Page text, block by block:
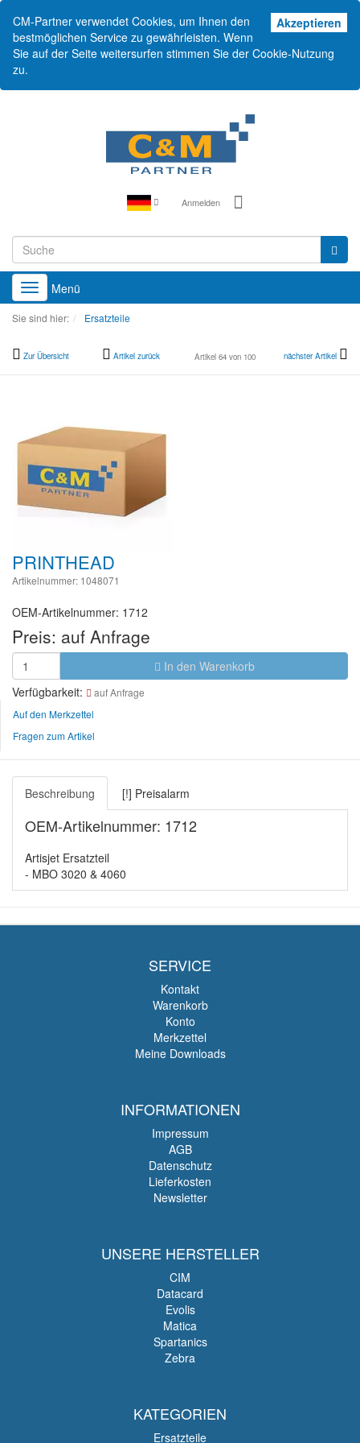
Akzeptieren
CM-Partner verwendet Cookies, um Ihnen den
bestmöglichen Service zu gewährleisten. Wenn
Sie auf der Seite weitersurfen stimmen Sie der Cookie-Nutzung
zu.
Anmelden
Toggle
navigation
Menü
Sie sind hier: Ersatzteile
Zur Übersicht Artikel zurück Artikel 64 von 100 nächster Artikel
PRINTHEAD
Artikelnummer: 1048071
OEM-Artikelnummer: 1712
Preis: auf Anfrage
In den Warenkorb
Verfügbarkeit:
auf Anfrage
Auf den Merkzettel
Fragen zum Artikel
Beschreibung [!] Preisalarm
OEM-Artikelnummer: 1712
Artisjet Ersatzteil
- MBO 3020 & 4060
SERVICE
Kontakt
Warenkorb
Konto
Merkzettel
Meine Downloads
INFORMATIONEN
Impressum
AGB
Datenschutz
Lieferkosten
Newsletter
UNSERE HERSTELLER
CIM
Datacard
Evolis
Matica
Spartanics
Zebra
KATEGORIEN
Ersatzteile